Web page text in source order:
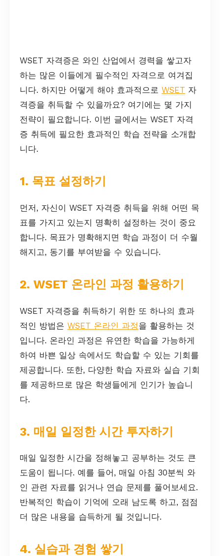
WSET 자격증은 와인 산업에서 경력을 쌓고자
하는 많은 이들에게 필수적인 자격으로 여겨집
니다. 하지만 어떻게 해야 효과적으로 WSET 자
격증을 취득할 수 있을까요? 여기에는 몇 가지
전략이 필요합니다. 이번 글에서는 WSET 자격
증 취득에 필요한 효과적인 학습 전략을 소개합
니다.
1. 목표 설정하기
먼저, 자신이 WSET 자격증 취득을 위해 어떤 목
표를 가지고 있는지 명확히 설정하는 것이 중요
합니다. 목표가 명확해지면 학습 과정이 더 수월
해지고, 동기를 부여받을 수 있습니다.
2. WSET 온라인 과정 활용하기
WSET 자격증을 취득하기 위한 또 하나의 효과
적인 방법은 WSET 온라인 과정을 활용하는 것
입니다. 온라인 과정은 유연한 학습을 가능하게
하여 바쁜 일상 속에서도 학습할 수 있는 기회를
제공합니다. 또한, 다양한 학습 자료와 실습 기회
를 제공하므로 많은 학생들에게 인기가 높습니
다.
3. 매일 일정한 시간 투자하기
매일 일정한 시간을 정해놓고 공부하는 것도 큰
도움이 됩니다. 예를 들어, 매일 아침 30분씩 와
인 관련 자료를 읽거나 연습 문제를 풀어보세요.
반복적인 학습이 기억에 오래 남도록 하고, 점점
더 많은 내용을 습득하게 될 것입니다.
4. 실습과 경험 쌓기